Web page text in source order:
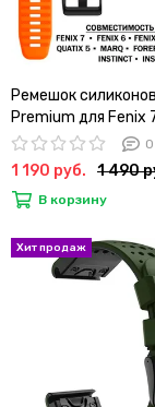
Ремешок
Premium для
plus, Quatix 5, MARQ,
Forerunner 935 /
965, instinct,
быстросъемный (
оранжевый
0
1 190 руб. 1 490
В корзину